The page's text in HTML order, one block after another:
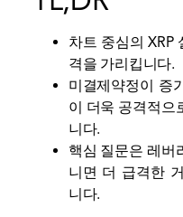
차트 중심의 XRP
격을 가리킵니다.
미결제약정이 증
이 더욱 공격적으
니다.
핵심 질문은 레버
니면 더 급격한
니다.